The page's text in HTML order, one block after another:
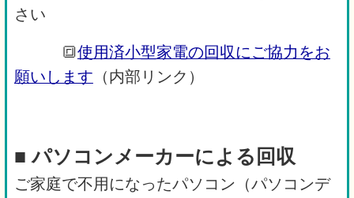
さい
🔳使用済小型家電の回収にご協力をお
願いします （内部リンク）
■ パソコンメーカーによる回収
ご家庭で不用になったパソコン（パソコンデ